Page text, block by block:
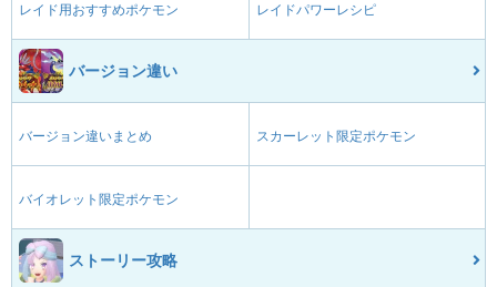
レイド用おすすめポケモン レイドパワーレシピ
バージョン違い
バージョン違いまとめ スカーレット限定ポケモン
バイオレット限定ポケモン
ストーリー攻略